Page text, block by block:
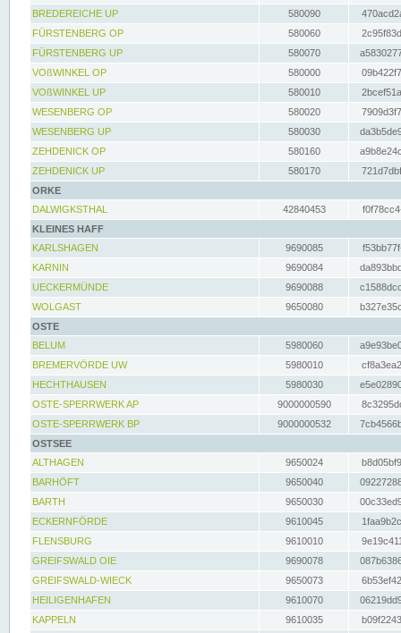
BREDEREICHE UP
580090
FÜRSTENBERG OP
580060
FÜRSTENBERG UP
580070
VOßWINKEL OP
580000
VOßWINKEL UP
580010
WESENBERG OP
580020
WESENBERG UP
580030
ZEHDENICK OP
580160
ZEHDENICK UP
580170
ORKE
DALWIGKSTHAL
42840453
KLEINES HAFF
KARLSHAGEN
9690085
KARNIN
9690084
UECKERMÜNDE
9690088
WOLGAST
9650080
OSTE
BELUM
5980060
BREMERVÖRDE UW
5980010
HECHTHAUSEN
5980030
OSTE-SPERRWERK AP
9000000590
OSTE-SPERRWERK BP
9000000532
OSTSEE
ALTHAGEN
9650024
BARHÖFT
9650040
BARTH
9650030
ECKERNFÖRDE
9610045
FLENSBURG
9610010
GREIFSWALD OIE
9690078
GREIFSWALD-WIECK
9650073
HEILIGENHAFEN
9610070
KAPPELN
9610035